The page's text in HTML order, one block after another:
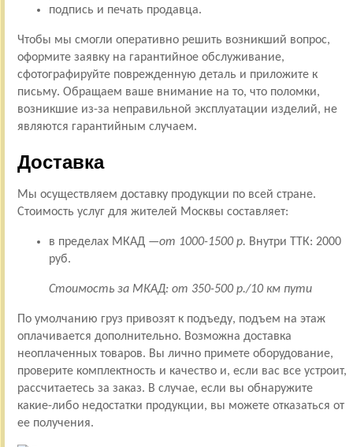
подпись и печать продавца.
Чтобы мы смогли оперативно решить возникший вопрос,
оформите заявку на гарантийное обслуживание,
сфотографируйте поврежденную деталь и приложите к
письму. Обращаем ваше внимание на то, что поломки,
возникшие из-за неправильной эксплуатации изделий, не
являются гарантийным случаем.
Доставка
Мы осуществляем доставку продукции по всей стране.
Стоимость услуг для жителей Москвы составляет:
в пределах МКАД —от 1000-1500 р. Внутри ТТК: 2000
руб.
Стоимость за МКАД: от 350-500 р./10 км пути
По умолчанию груз привозят к подъеду, подъем на этаж
оплачивается дополнительно. Возможна доставка
неоплаченных товаров. Вы лично примете оборудование,
проверите комплектность и качество и, если вас все устроит,
рассчитаетесь за заказ. В случае, если вы обнаружите
какие-либо недостатки продукции, вы можете отказаться от
ее получения.